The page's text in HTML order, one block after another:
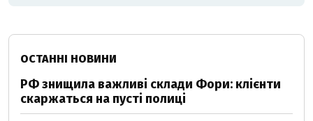
ОСТАННІ НОВИНИ
РФ знищила важливі склади Фори: клієнти
скаржаться на пусті полиці